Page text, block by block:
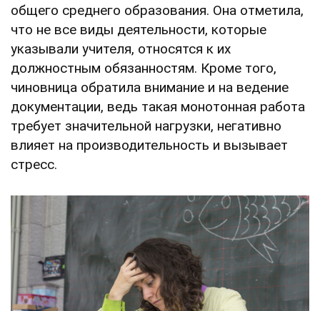
общего среднего образования. Она отметила,
что не все виды деятельности, которые
указывали учителя, относятся к их
должностным обязанностям. Кроме того,
чиновница обратила внимание и на ведение
документации, ведь такая монотонная работа
требует значительной нагрузки, негативно
влияет на производительность и вызывает
стресс.